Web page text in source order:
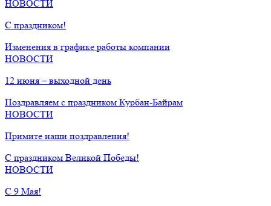
НОВОСТИ
С праздником!
Изменения в графике работы компании
НОВОСТИ
12 июня – выходной день
Поздравляем с праздником Курбан-Байрам
НОВОСТИ
Примите наши поздравления!
С праздником Великой Победы!
НОВОСТИ
С 9 Мая!